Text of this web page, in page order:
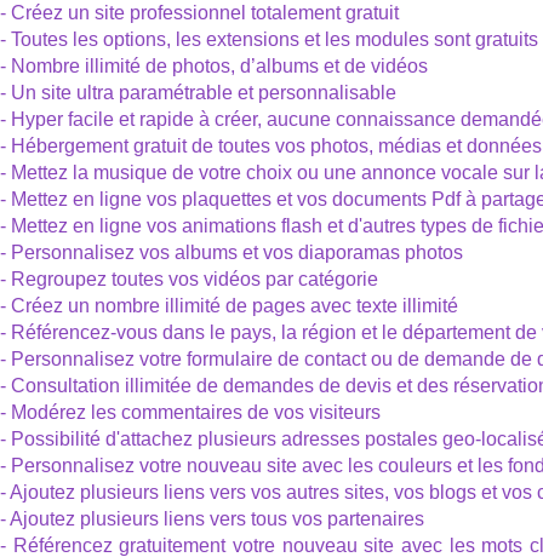
- Créez un site professionnel totalement gratuit
- Toutes les options, les extensions et les modules sont gratuits
- Nombre illimité de photos, d’albums et de vidéos
- Un site ultra paramétrable et personnalisable
- Hyper facile et rapide à créer, aucune connaissance
- Hébergement gratuit de toutes vos photos, médias et données
- Mettez la musique de votre choix ou une annonce vocale sur
- Mettez en ligne vos plaquettes et vos documents Pdf à
- Mettez en ligne vos animations flash et d'autres types de
- Personnalisez vos albums et vos diaporamas photos
- Regroupez toutes vos vidéos par catégorie
- Créez un nombre illimité de pages avec texte illimité
- Référencez-vous dans le pays, la région et le département de
- Personnalisez votre formulaire de contact ou de demande de
- Consultation illimitée de demandes de devis et des
- Modérez les commentaires de vos visiteurs
- Possibilité d'attachez plusieurs adresses postales geo-
- Personnalisez votre nouveau site avec les couleurs et les
- Ajoutez plusieurs liens vers vos autres sites, vos blogs et vos
- Ajoutez plusieurs liens vers tous vos partenaires
- Référencez gratuitement votre nouveau site avec les mots